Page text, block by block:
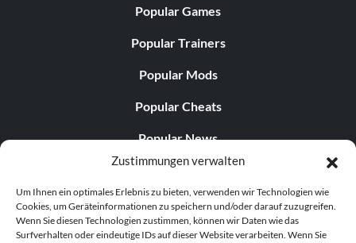
Zustimmungen verwalten
Um Ihnen ein optimales Erlebnis zu bieten, verwenden wir Technologien wie
Cookies, um Geräteinformationen zu speichern und/oder darauf zuzugreifen.
Wenn Sie diesen Technologien zustimmen, können wir Daten wie das
Surfverhalten oder eindeutige IDs auf dieser Website verarbeiten. Wenn Sie
Popular Games
Popular Trainers
Popular Mods
Popular Cheats
Popular News
Popular Editorials
Popular Free Games
LATEST UPDATES